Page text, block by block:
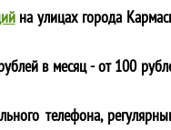
на улицах города
в месяц - от 100
телефона,